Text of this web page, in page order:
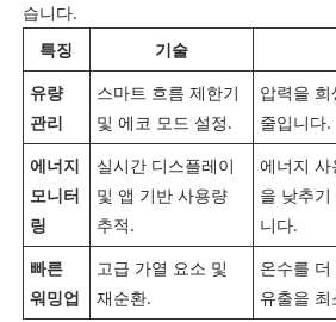
습니다.
특징
기술
유량
관리
스마트 흐름 제한기
및 에코 모드 설정.
압력을
줄입니다.
에너지
모니터
링
실시간 디스플레이
및 앱 기반 사용량
추적.
에너지 사
을 낮추
니다.
빠른
워밍업
고급 가열 요소 및
재순환.
온수를
유출을